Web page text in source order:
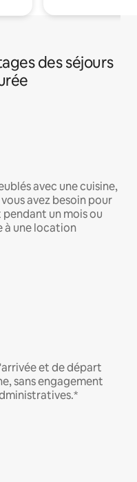
des séjours
avec une cuisine,
avez besoin pour
un mois ou
à une location
et de départ
sans engagement